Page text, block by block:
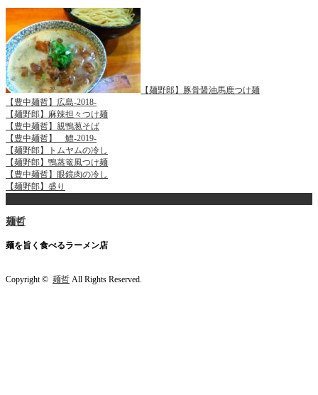
【麺野郎】豚骨醤油馬鹿つけ麺
【豊中麺哲】広島-2018-
【麺野郎】麻辣担々つけ麺
【豊中麺哲】親鴨葱そば
【豊中麺哲】 鱧-2019-
【麺野郎】トムヤムの冷し
【麺野郎】鴨蒸篭風つけ麺
【豊中麺哲】眼鏡肉の冷し
【麺野郎】盛り
麺哲
麺を旨く食べるラーメン店
Copyright © 麺哲 All Rights Reserved.